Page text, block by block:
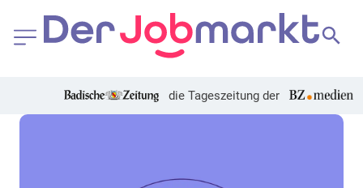
die Tageszeitung der